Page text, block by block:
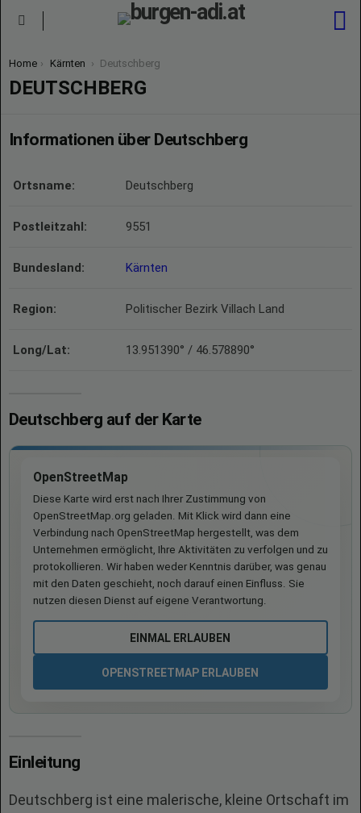
You are here:
Home Kärnten Deutschberg
DEUTSCHBERG
Informationen über Deutschberg
Ortsname: Deutschberg
Postleitzahl: 9551
Bundesland: Kärnten
Region: Politischer Bezirk Villach Land
Long/Lat: 13.951390° / 46.578890°
Deutschberg auf der Karte
OpenStreetMap
Diese Karte wird erst nach Ihrer Zustimmung von
OpenStreetMap.org geladen. Mit Klick wird dann eine
Verbindung nach OpenStreetMap hergestellt, was dem
Unternehmen ermöglicht, Ihre Aktivitäten zu verfolgen und zu
protokollieren. Wir haben weder Kenntnis darüber, was genau
mit den Daten geschieht, noch darauf einen Einfluss. Sie
nutzen diesen Dienst auf eigene Verantwortung.
EINMAL ERLAUBEN
OPENSTREETMAP ERLAUBEN
Einleitung
Deutschberg ist eine malerische, kleine Ortschaft im